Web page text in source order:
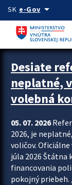
Preskocit na hlavný
SK e-Govarrow_drop_down
Zastavit automatický
Desiate
neplatné,
volebná
05. 07. 2026
2026, je
voličov. Oficiálne
júla 2026 Štátna
financovania
pokojný